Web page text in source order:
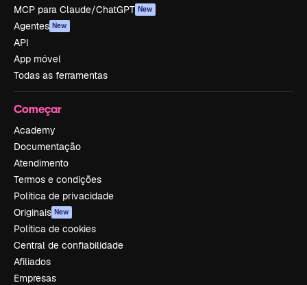
MCP para Claude/ChatGPT New
Agentes New
API
App móvel
Todas as ferramentas
Começar
Academy
Documentação
Atendimento
Termos e condições
Política de privacidade
Originais New
Política de cookies
Central de confiabilidade
Afiliados
Empresas